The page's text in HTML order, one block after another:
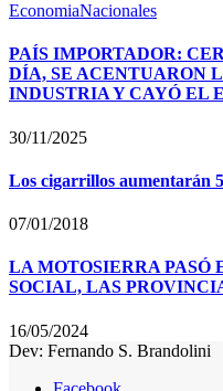
EconomiaNacionales
PAÍS IMPORTADOR:
DÍA, SE ACENTUARON
INDUSTRIA Y CAYÓ EL
30/11/2025
Los cigarrillos aumentarán
07/01/2018
LA MOTOSIERRA PASÓ
SOCIAL, LAS
16/05/2024
Dev: Fernando S. Brandolini